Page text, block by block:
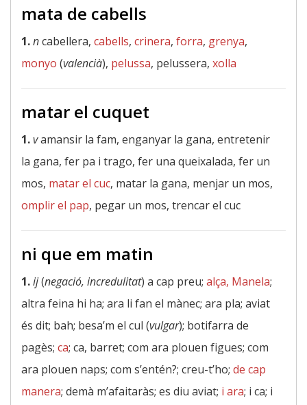
mata de cabells
1.ncabellera, cabells, crinera, forra, grenya,
monyo (valencià), pelussa, pelussera, xolla
matar el cuquet
1.vamansir la fam, enganyar la gana, entretenir
la gana, fer pa i trago, fer una queixalada, fer un
mos, matar el cuc, matar la gana, menjar un mos,
omplir el pap, pegar un mos, trencar el cuc
ni que em matin
1.ij(negació, incredulitat) a cap preu; alça, Manela;
altra feina hi ha; ara li fan el mànec; ara pla; aviat
és dit; bah; besa’m el cul (vulgar); botifarra de
pagès; ca; ca, barret; com ara plouen figues; com
ara plouen naps; com s’entén?; creu-t’ho; de cap
manera; demà m’afaitaràs; es diu aviat; i ara; i ca; i